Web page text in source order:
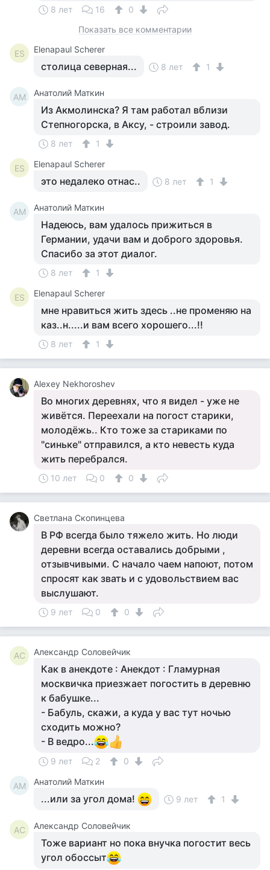
8 лет 16
0
Показать все комментарии
ES Elenapaul Scherer
столица северная... 8 лет 1
АМ Анатолий Маткин
Из Акмолинска? Я там работал вблизи
Степногорска, в Аксу, - строили завод.
8 лет 1
ES Elenapaul Scherer
это недалеко отнас.. 8 лет 1
АМ Анатолий Маткин
Надеюсь, вам удалось прижиться в
Германии, удачи вам и доброго здоровья.
Спасибо за этот диалог.
8 лет 1
ES Elenapaul Scherer
мне нравиться жить здесь ..не променяю на
каз..н.....и вам всего хорошего...!!
8 лет 1
Alexey Nekhoroshev
Во многих деревнях, что я видел - уже не
живётся. Переехали на погост старики,
молодёжь.. Кто тоже за стариками по
"синьке" отправился, а кто невесть куда
жить перебрался.
10 лет 0 0
Светлана Скопинцева
В РФ всегда было тяжело жить. Но люди
деревни всегда оставались добрыми ,
отзывчивыми. С начало чаем напоют, потом
спросят как звать и с удовольствием вас
выслушают.
9 лет 0 0
АС Александр Соловейчик
Как в анекдоте : Анекдот : Гламурная
москвичка приезжает погостить в деревню
к бабушке...
- Бабуль, скажи, а куда у вас тут ночью
сходить можно?
- В ведро...
9 лет 2 0
АМ Анатолий Маткин
...или за угол дома! 9 лет 1
АС Александр Соловейчик
Тоже вариант но пока внучка погостит весь
угол обоссыт